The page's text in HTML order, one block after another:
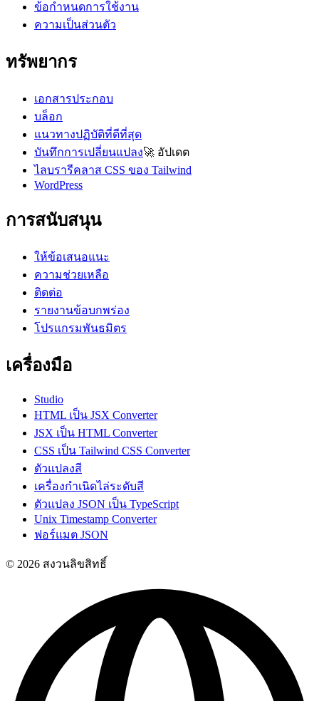
ข้อกำหนดการใช้งาน
ความเป็นส่วนตัว
ทรัพยากร
เอกสารประกอบ
บล็อก
แนวทางปฏิบัติที่ดีที่สุด
บันทึกการเปลี่ยนแปลง🚀 อัปเดต
ไลบรารีคลาส CSS ของ Tailwind
WordPress
การสนับสนุน
ให้ข้อเสนอแนะ
ความช่วยเหลือ
ติดต่อ
รายงานข้อบกพร่อง
โปรแกรมพันธมิตร
เครื่องมือ
Studio
HTML เป็น JSX Converter
JSX เป็น HTML Converter
CSS เป็น Tailwind CSS Converter
ตัวแปลงสี
เครื่องกำเนิดไล่ระดับสี
ตัวแปลง JSON เป็น TypeScript
Unix Timestamp Converter
ฟอร์แมต JSON
© 2026 สงวนลิขสิทธิ์